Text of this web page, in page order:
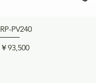
RP-PV240
価格
￥93,500